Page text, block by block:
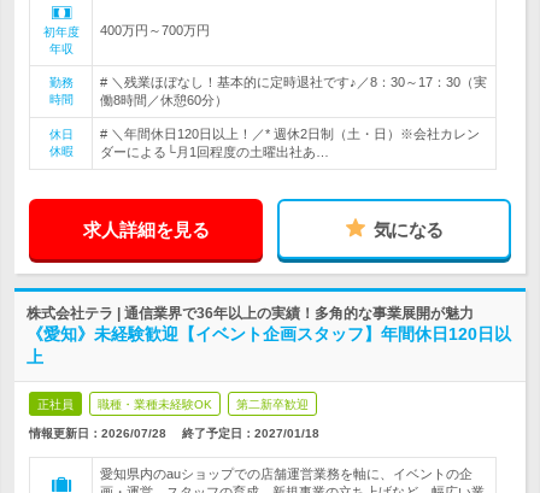
初年度
年収
400万円～700万円
勤務
時間
# ＼残業ほぼなし！基本的に定時退社です♪／8：30～17：30（実
働8時間／休憩60分）
休日
休暇
# ＼年間休日120日以上！／* 週休2日制（土・日）※会社カレン
ダーによる└月1回程度の土曜出社あ…
求人詳細を見る 気になる
株式会社テラ | 通信業界で36年以上の実績！多角的な事業展開が魅力
《愛知》未経験歓迎【イベント企画スタッフ】年間休日120日以
上
正社員 職種・業種未経験OK 第二新卒歓迎
情報更新日：2026/07/28 終了予定日： 2027/01/18
愛知県内のauショップでの店舗運営業務を軸に、イベントの企